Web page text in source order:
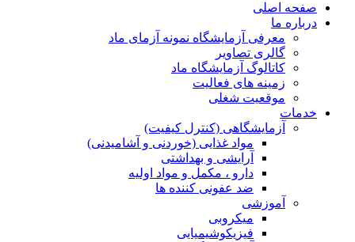
صفحه اصلی
درباره ما
معرفی آزمایشگاه نمونه آزمای ماد
گالری تصاویر
کاتالوگ آزمایشگاه ماد
زمینه های فعالیت
موقعیت شغلی
خدمات
آزمایشگاهی (کنترل کیفیت)
مواد غذایی (خوردنی و آشامیدنی)
آرایشی و بهداشتی
دارو ، مکمل و مواد اولیه
ضد عفونی کننده ها
آموزشی
میکروبی
فیزیکوشیمیایی